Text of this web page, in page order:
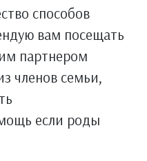
способов
вам посещать
партнером
членов семьи,
если роды